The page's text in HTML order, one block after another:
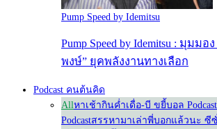
Pump Speed by Idemitsu
Pump Speed by Idemitsu : มุมม
พงษ์” ยุคพลังงานทางเลือก
Podcast คนต้นคิด
Allหาเช้ากินค่ำเดื่อ-บี ขยี้บอล Podcast
Podcastสรรหามาเล่าพี่บอกแล้วนะ ซี